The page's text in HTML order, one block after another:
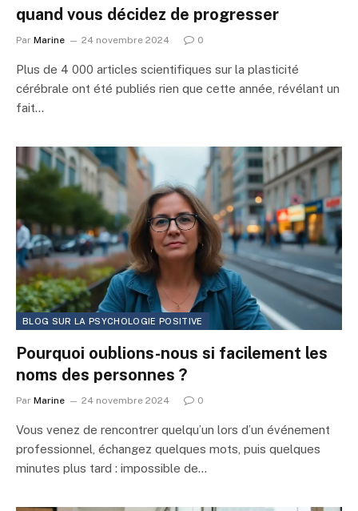
quand vous décidez de progresser
Par Marine 24 novembre 2024 0
Plus de 4 000 articles scientifiques sur la plasticité
cérébrale ont été publiés rien que cette année, révélant un
fait…
BLOG SUR LA PSYCHOLOGIE POSITIVE
Pourquoi oublions-nous si facilement les
noms des personnes ?
Par Marine 24 novembre 2024 0
Vous venez de rencontrer quelqu’un lors d’un événement
professionnel, échangez quelques mots, puis quelques
minutes plus tard : impossible de…